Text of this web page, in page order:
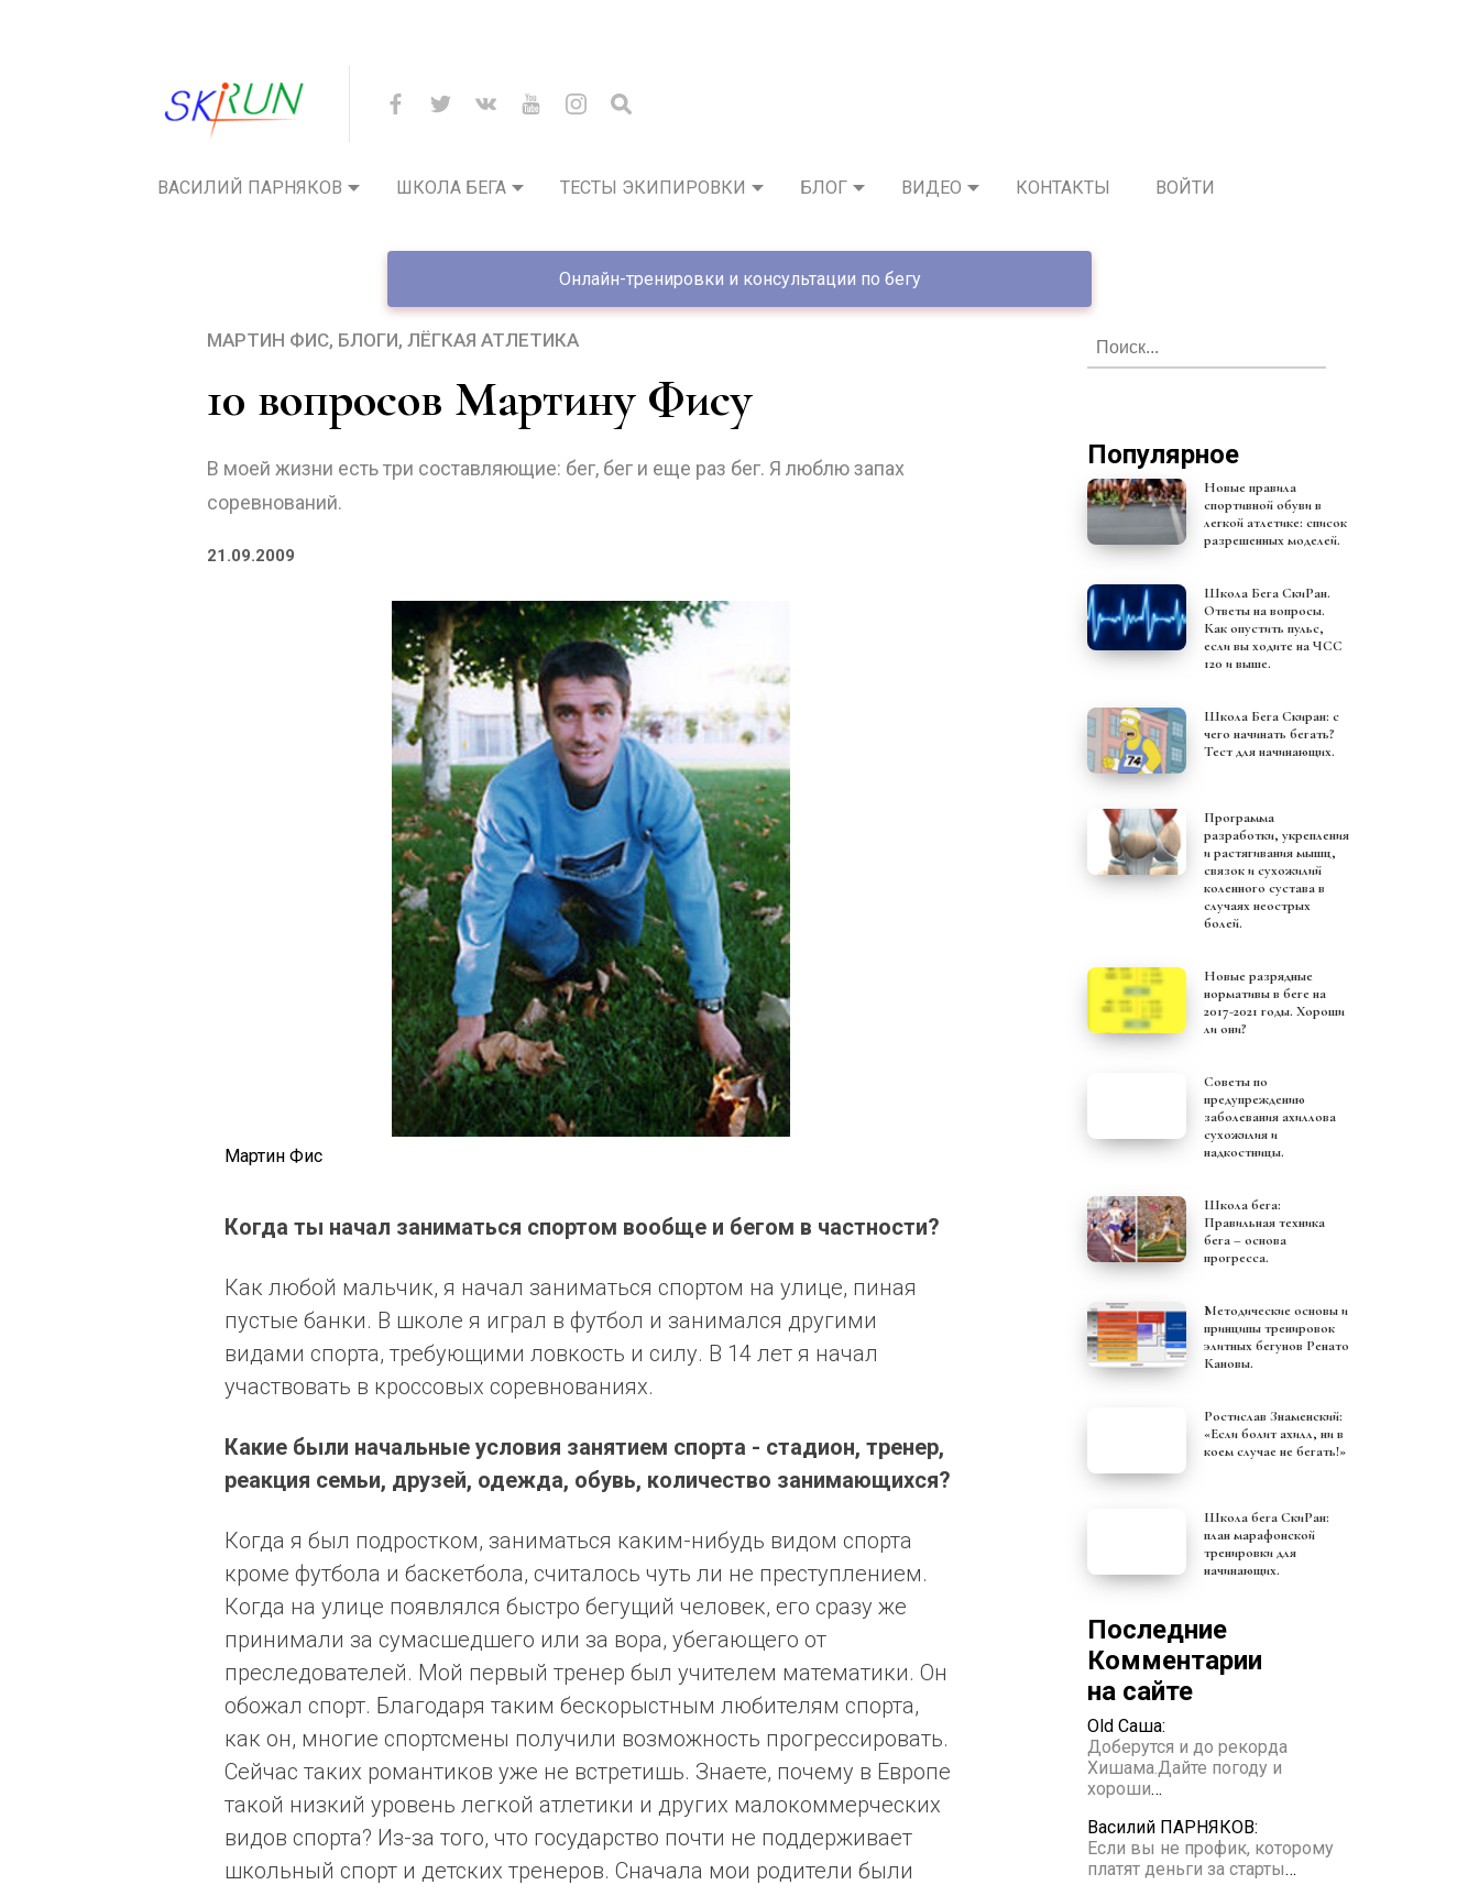
ВАСИЛИЙ ПАРНЯКОВ ШКОЛА БЕГА ТЕСТЫ ЭКИПИРОВКИ БЛОГ ВИДЕО КОНТАКТЫ ВОЙТИ
Онлайн-тренировки и консультации по бегу
МАРТИН ФИС БЛОГИ ЛЁГКАЯ АТЛЕТИКА
10 вопросов Мартину Фису
В моей жизни есть три составляющие: бег, бег и еще раз бег. Я люблю запах
соревнований.
21.09.2009
Мартин Фис
Когда ты начал заниматься спортом вообще и бегом в частности?
Как любой мальчик, я начал заниматься спортом на улице, пиная
пустые банки. В школе я играл в футбол и занимался другими
видами спорта, требующими ловкость и силу. В 14 лет я начал
участвовать в кроссовых соревнованиях.
Какие были начальные условия занятием спорта - стадион, тренер,
реакция семьи, друзей, одежда, обувь, количество занимающихся?
Когда я был подростком, заниматься каким-нибудь видом спорта
кроме футбола и баскетбола, считалось чуть ли не преступлением.
Когда на улице появлялся быстро бегущий человек, его сразу же
принимали за сумасшедшего или за вора, убегающего от
преследователей. Мой первый тренер был учителем математики. Он
обожал спорт. Благодаря таким бескорыстным любителям спорта,
как он, многие спортсмены получили возможность прогрессировать.
Сейчас таких романтиков уже не встретишь. Знаете, почему в Европе
такой низкий уровень легкой атлетики и других малокоммерческих
видов спорта? Из-за того, что государство почти не поддерживает
школьный спорт и детских тренеров. Сначала мои родители были
Популярное
Новые правила
спортивной обуви в
легкой атлетике: список
разрешенных моделей.
Школа Бега СкиРан.
Ответы на вопросы.
Как опустить пульс,
если вы ходите на ЧСС
120 и выше.
Школа Бега Скиран: с
чего начинать бегать?
Тест для начинающих.
Программа
разработки, укрепления
и растягивания мышц,
связок и сухожилий
коленного сустава в
случаях неострых
болей.
Новые разрядные
нормативы в беге на
2017-2021 годы. Хороши
ли они?
Советы по
предупреждению
заболевания ахиллова
сухожилия и
надкостницы.
Школа бега:
Правильная техника
бега – основа
прогресса.
Методические основы и
принципы тренировок
элитных бегунов Ренато
Кановы.
Ростислав Знаменский:
«Если болит ахилл, ни в
коем случае не бегать!»
Школа бега СкиРан:
план марафонской
тренировки для
начинающих.
Последние
Комментарии
на сайте
Old Саша:
Доберутся и до рекорда
Хишама.Дайте погоду и
хороши…
Василий ПАРНЯКОВ:
Если вы не профик, которому
платят деньги за старты…